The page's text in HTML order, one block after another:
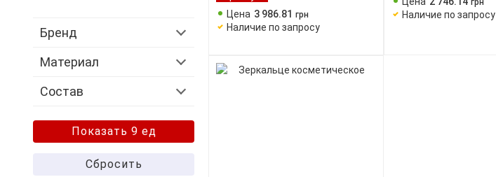
Бренд
Материал
Состав
Показать 9 ед
Сбросить
Цена 3 986.81 грн
Наличие по запросу
Наличие по запросу